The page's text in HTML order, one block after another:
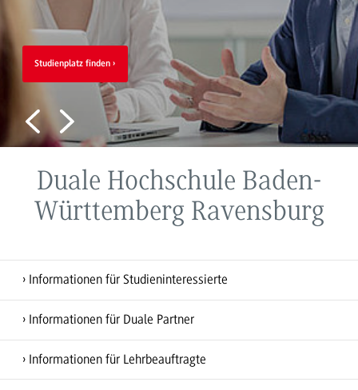
zu allen Infos im Überblick
Studienplatz finden
Duale Hochschule Baden-
Württemberg Ravensburg
Informationen für Studieninteressierte
Informationen für Duale Partner
Informationen für Lehrbeauftragte